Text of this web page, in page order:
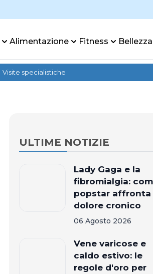
Alimentazione Fitness Bellezza
Visite specialistiche
ULTIME NOTIZIE
Lady Gaga e la
fibromialgia:
popstar affronta
dolore cronico
06 Agosto 2026
Vene varicose e
caldo estivo: le
regole d'oro per